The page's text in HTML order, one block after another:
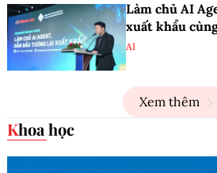
Làm chủ AI
xuất khẩu
AI
Xem thêm
Khoa học